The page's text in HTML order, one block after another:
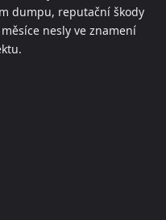
dumpu, reputační škody
nesly ve znamení